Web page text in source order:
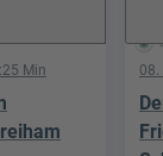
Min